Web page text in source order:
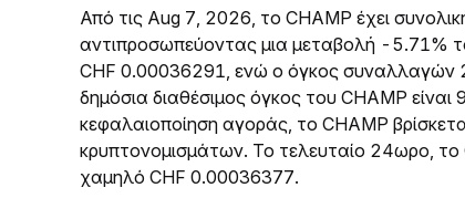
Από τις Aug 7, 2026, το CHAMP έχει
αντιπροσωπεύοντας μια μεταβολή -5.71%
CHF 0.00036291, ενώ ο όγκος συναλλαγών
δημόσια διαθέσιμος όγκος του CHAMP
κεφαλαιοποίηση αγοράς, το CHAMP
κρυπτονομισμάτων. Το τελευταίο 24ωρο,
χαμηλό CHF 0.00036377.